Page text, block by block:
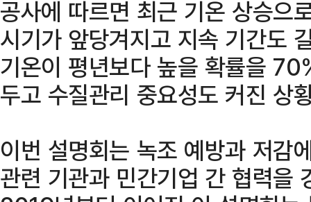
공사에 따르면 최근 기온 상승으
시기가 앞당겨지고 지속 기간도
기온이 평년보다 높을 확률을
두고 수질관리 중요성도 커진 상
이번 설명회는 녹조 예방과 저감
관련 기관과 민간기업 간 협력을